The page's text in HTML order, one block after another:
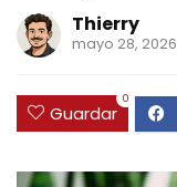
Thierry
mayo 28, 2026
Guardar
0